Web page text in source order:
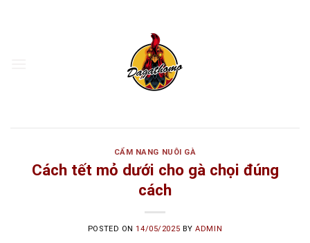
CẨM NANG NUÔI GÀ
Cách tết mỏ dưới cho gà chọi đúng
cách
POSTED ON14/05/2025 BYADMIN